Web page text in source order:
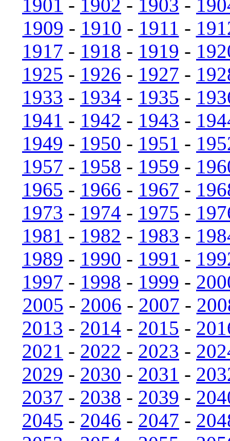
1901 - 1902 - 1903 -
1909 - 1910 - 1911 -
1917 - 1918 - 1919 -
1925 - 1926 - 1927 -
1933 - 1934 - 1935 -
1941 - 1942 - 1943 -
1949 - 1950 - 1951 -
1957 - 1958 - 1959 -
1965 - 1966 - 1967 -
1973 - 1974 - 1975 -
1981 - 1982 - 1983 -
1989 - 1990 - 1991 -
1997 - 1998 - 1999 -
2005 - 2006 - 2007 -
2013 - 2014 - 2015 -
2021 - 2022 - 2023 -
2029 - 2030 - 2031 -
2037 - 2038 - 2039 -
2045 - 2046 - 2047 -